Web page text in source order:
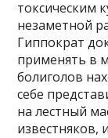
токсическим
незаметной
Гиппократ
применять в
болиголов
себе
на лестный
известняков,